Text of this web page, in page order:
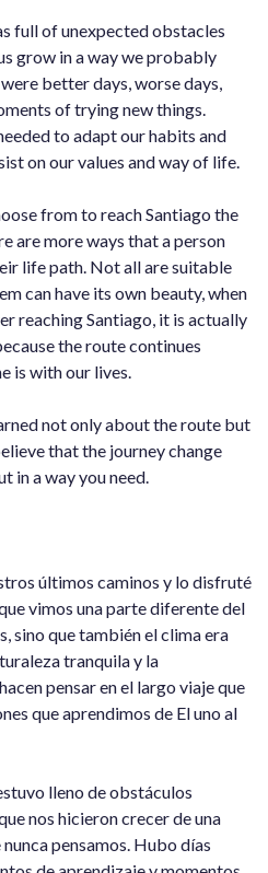
full of unexpected obstacles
grow in a way we probably
better days, worse days,
of trying new things.
to adapt our habits and
on our values and way of life.
from to reach Santiago the
are more ways that a person
life path. Not all are suitable
can have its own beauty, when
reaching Santiago, it is actually
the route continues
is with our lives.
not only about the route but
that the journey change
in a way you need.
últimos caminos y lo disfruté
vimos una parte diferente del
sino que también el clima era
tranquila y la
pensar en el largo viaje que
que aprendimos de El uno al
lleno de obstáculos
nos hicieron crecer de una
pensamos. Hubo días